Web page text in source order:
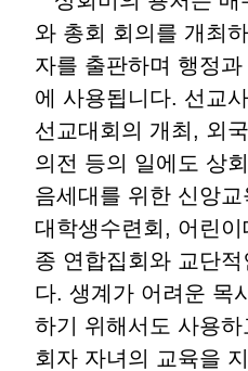
와 총회 회의를 개최
자를 출판하며 행정
에 사용됩니다. 선교
선교대회의 개최, 외
의전 등의 일에도 상
음세대를 위한 신앙
대학생수련회, 어린
종 연합집회와 교단
다. 생계가 어려운 목
하기 위해서도 사용
회자 자녀의 교육을